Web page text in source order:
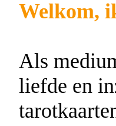
Welkom,
Als
liefde en